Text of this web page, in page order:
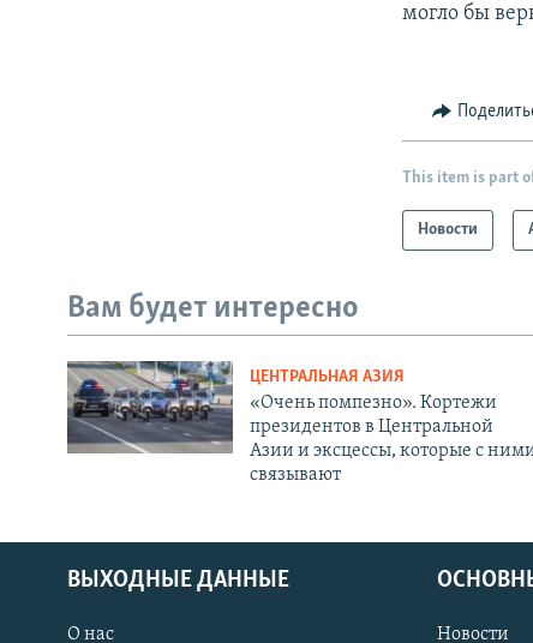
могло бы
This item is part
Новости
Вам будет интересно
ЦЕНТРАЛЬНАЯ АЗИЯ
«Очень помпезно». Кортежи
президентов в Центральной
Азии и эксцессы, которые с
связывают
ВЫХОДНЫЕ ДАННЫЕ
О нас Новости